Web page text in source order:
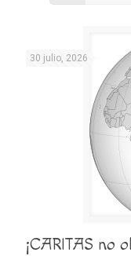
30 julio, 2026
¡CARITAS no